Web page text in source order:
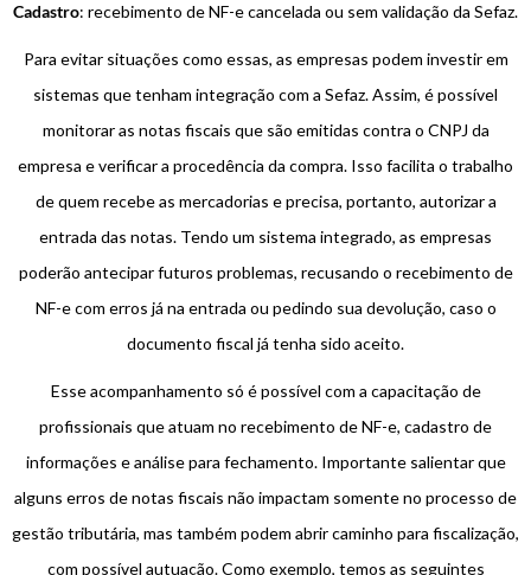
Cadastro: recebimento de NF-e cancelada ou sem validação da Sefaz.
Para evitar situações como essas, as empresas podem investir em
sistemas que tenham integração com a Sefaz. Assim, é possível
monitorar as notas fiscais que são emitidas contra o CNPJ da
empresa e verificar a procedência da compra. Isso facilita o trabalho
de quem recebe as mercadorias e precisa, portanto, autorizar a
entrada das notas. Tendo um sistema integrado, as empresas
poderão antecipar futuros problemas, recusando o recebimento de
NF-e com erros já na entrada ou pedindo sua devolução, caso o
documento fiscal já tenha sido aceito.
Esse acompanhamento só é possível com a capacitação de
profissionais que atuam no recebimento de NF-e, cadastro de
informações e análise para fechamento. Importante salientar que
alguns erros de notas fiscais não impactam somente no processo de
gestão tributária, mas também podem abrir caminho para fiscalização,
com possível autuação. Como exemplo, temos as seguintes